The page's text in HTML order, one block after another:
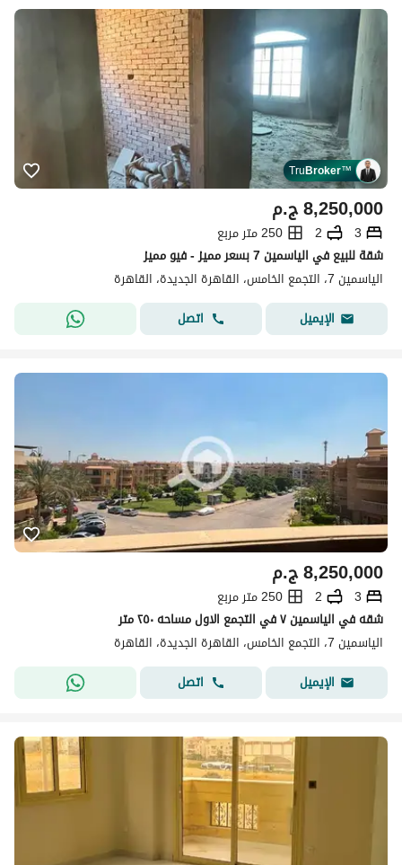
TruBroker™
ج.م8,250,000
3
2
250 متر مربع
شقة للبيع في الياسمين 7 بسعر مميز - فيو مميز
الياسمين 7، التجمع الخامس، القاهرة الجديدة، القاهرة
الإيميل
اتصل
ج.م8,250,000
3
2
250 متر مربع
شقه في الياسمين ٧ في التجمع الاول مساحه ٢٥٠ متر
الياسمين 7، التجمع الخامس، القاهرة الجديدة، القاهرة
الإيميل
اتصل